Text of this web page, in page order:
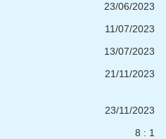
23/06/2023
11/07/2023
13/07/2023
21/11/2023
23/11/2023
8 : 1